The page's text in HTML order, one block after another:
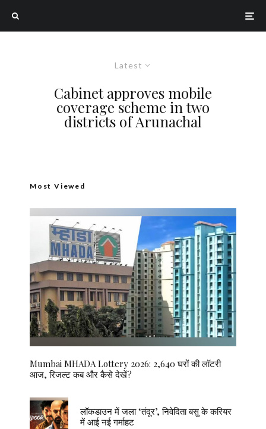
Latest
Cabinet approves mobile
coverage scheme in two
districts of Arunachal
Most Viewed
Mumbai MHADA Lottery 2026: 2,640 घरों की लॉटरी
आज, रिजल्ट कब और कैसे देखें?
लॉकडाउन में जला ‘तंदूर’, निवेदिता बसु के करियर
में आई नई गर्माहट